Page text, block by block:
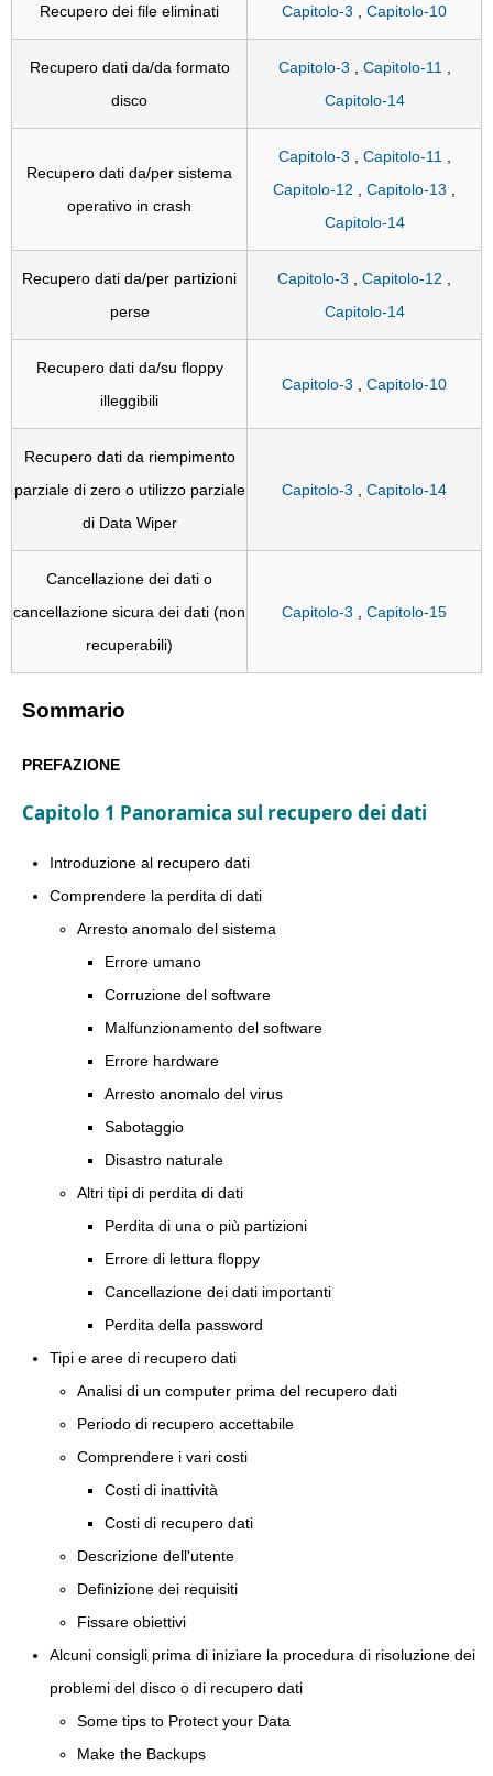
Recupero dei file eliminati Capitolo-3 Capitolo-10
Recupero dati da/da formato
disco
Capitolo-3 Capitolo-11
Capitolo-14
Recupero dati da/per sistema
operativo in crash
Capitolo-3 Capitolo-11
Capitolo-12
Capitolo-13
Capitolo-14
Recupero dati da/per partizioni
perse
Capitolo-3 Capitolo-12
Capitolo-14
Recupero dati da/su floppy
illeggibili
Capitolo-3 Capitolo-10
Recupero dati da riempimento
parziale di zero o utilizzo parziale
di Data Wiper
Capitolo-3 Capitolo-14
Cancellazione dei dati o
cancellazione sicura dei dati (non
recuperabili)
Capitolo-3 Capitolo-15
Sommario
PREFAZIONE
Capitolo 1 Panoramica sul recupero dei dati
Introduzione al recupero dati
Comprendere la perdita di dati
Arresto anomalo del sistema
Errore umano
Corruzione del software
Malfunzionamento del software
Errore hardware
Arresto anomalo del virus
Sabotaggio
Disastro naturale
Altri tipi di perdita di dati
Perdita di una o più partizioni
Errore di lettura floppy
Cancellazione dei dati importanti
Perdita della password
Tipi e aree di recupero dati
Analisi di un computer prima del recupero dati
Periodo di recupero accettabile
Comprendere i vari costi
Costi di inattività
Costi di recupero dati
Descrizione dell'utente
Definizione dei requisiti
Fissare obiettivi
Alcuni consigli prima di iniziare la procedura di risoluzione dei
problemi del disco o di recupero dati
Some tips to Protect your Data
Make the Backups